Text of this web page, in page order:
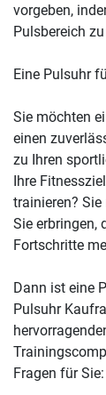
vorgeben,
Pulsbereich
Eine Pulsuhr
Sie möchten
einen
zu Ihren
Ihre
trainieren?
Sie erbringen,
Fortschritte
Dann ist eine
Pulsuhr
Fragen für Sie: